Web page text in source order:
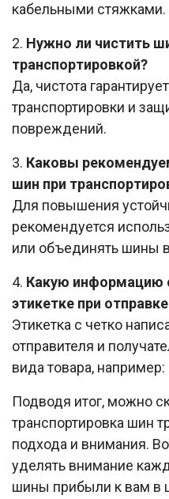
кабельными стяжками.
2. Нужно ли чистить
транспортировкой?
Да, чистота
транспортировки и
повреждений.
3. Каковы
шин при
Для повышения
рекомендуется
или объединять шины
4. Какую информацию
этикетке при
Этикетка с четко
отправителя и
вида товара,
Подводя итог, можно
транспортировка шин
подхода и внимания.
уделять внимание
шины прибыли к вам в